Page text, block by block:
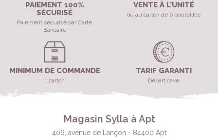
PAIEMENT 100%
SÉCURISÉ
Paiement sécurisé par Carte
Bancaire
VENTE À L'UNITÉ
ou au carton de 6 bouteilles
MINIMUM DE COMMANDE
1 carton
TARIF GARANTI
Départ cave
Magasin Sylla à Apt
406, avenue de Lançon - 84400 Apt